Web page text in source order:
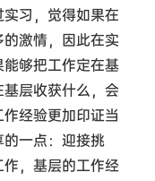
习，觉得如果在
激情，因此在实
够把工作定在基
层收获什么，会
经验更加印证当
一点：迎接挑
，基层的工作经